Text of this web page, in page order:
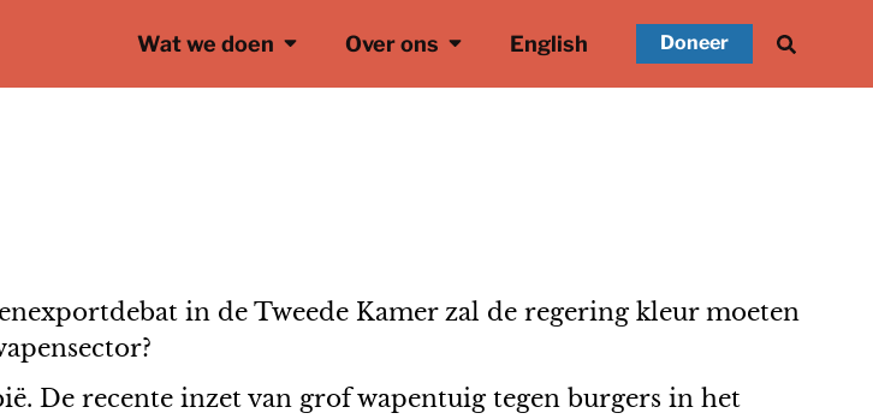
Wat we doen Over ons English Doneer
in de Tweede Kamer zal de regering kleur moeten
De recente inzet van grof wapentuig tegen burgers in het